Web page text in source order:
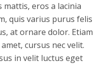
mattis, eros a lacinia
quis varius purus felis
at ornare dolor. Etiam
cursus nec velit.
in velit luctus eget